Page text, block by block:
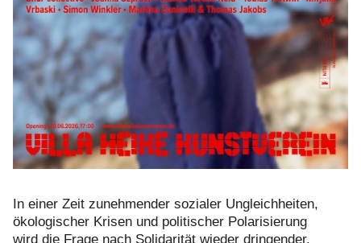
In einer Zeit zunehmender sozialer Ungleichheiten,
ökologischer Krisen und politischer Polarisierung
wird die Frage nach Solidarität wieder dringender.